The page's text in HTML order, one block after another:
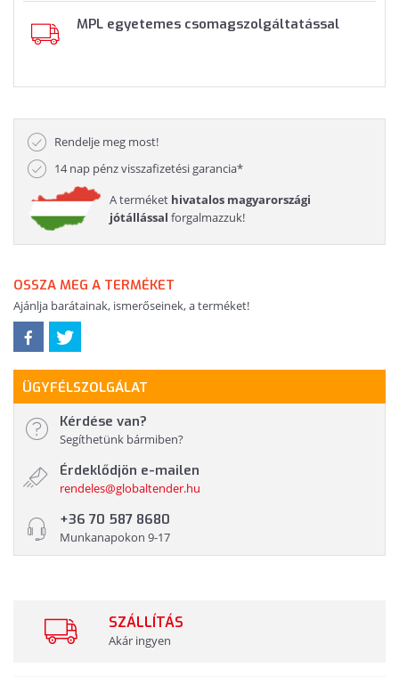
MPL egyetemes csomagszolgáltatással
Rendelje meg most!
14 nap pénz visszafizetési garancia*
A terméket hivatalos magyarországi
jótállással forgalmazzuk!
OSSZA MEG A TERMÉKET
Ajánlja barátainak, ismerőseinek, a terméket!
ÜGYFÉLSZOLGÁLAT
Kérdése van?
Segíthetünk bármiben?
Érdeklődjön e-mailen
rendeles@globaltender.hu
+36 70 587 8680
Munkanapokon 9-17
SZÁLLÍTÁS
Akár ingyen